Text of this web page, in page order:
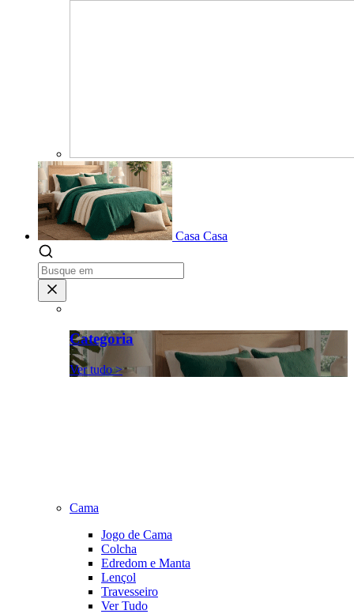
Casa Casa
Categoria
Ver tudo >
Cama
Jogo de Cama
Colcha
Edredom e Manta
Lençol
Travesseiro
Ver Tudo